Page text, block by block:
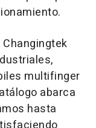
multifinger
abarca
hasta